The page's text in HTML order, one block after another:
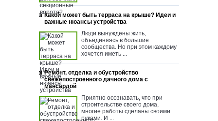
Какой может быть терраса на крыше? Идеи и
важные нюансы устройства
Люди вынуждены жить,
объединяясь в большие
сообщества. Но при этом каждому
хочется иметь ...
Ремонт, отделка и обустройство
свежепостроенного дачного дома с
мансардой
Приятно осознавать, что при
строительстве своего дома,
многие работы сделаны своими
руками. И ...